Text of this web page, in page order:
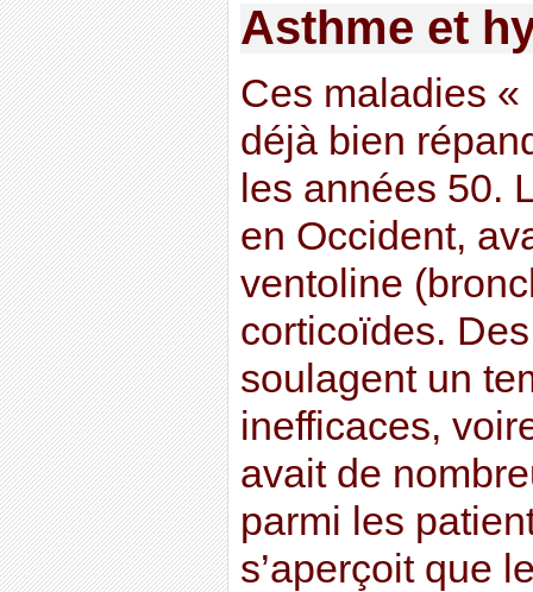
Asthme et
Ces maladies
déjà bien
les années 50.
en Occident,
ventoline
corticoïdes.
soulagent un
inefficaces,
avait de
parmi les
s’aperçoit que